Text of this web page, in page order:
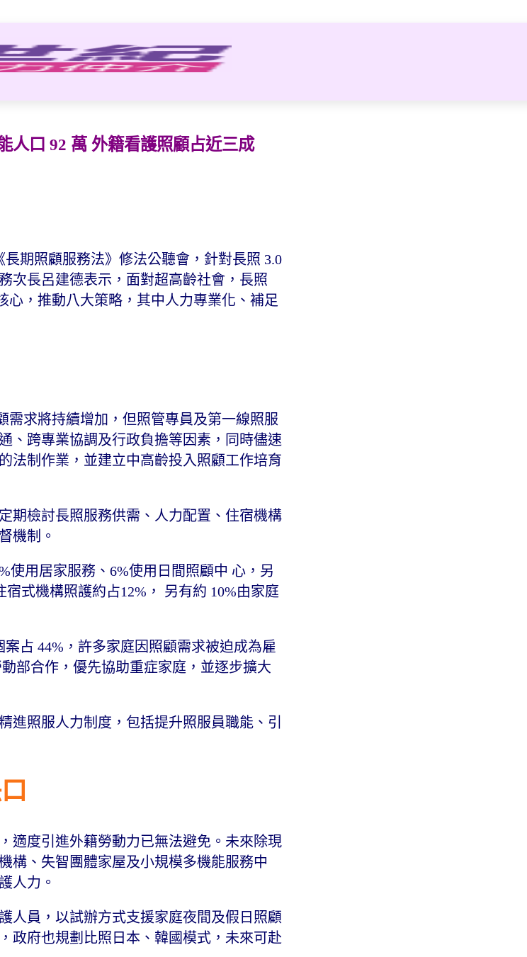
人口 92 萬 外籍看護照顧占近三成
長期照顧服務法》修法公聽會，針對長照 3.0
次長呂建德表示，面對超高齡社會，長照
心，推動八大策略，其中人力專業化、補足
需求將持續增加，但照管專員及第一線照服
、跨專業協調及行政負擔等因素，同時儘速
法制作業，並建立中高齡投入照顧工作培育
期檢討長照服務供需、人力配置、住宿機構
機制。
使用居家服務、6%使用日間照顧中 心，另
式機構照護約占12%， 另有約 10%由家庭
占 44%，許多家庭因照顧需求被迫成為雇
部合作，優先協助重症家庭，並逐步擴大
進照服人力制度，包括提升照服員職能、引
適度引進外籍勞動力已無法避免。未來除現
構、失智團體家屋及小規模多機能服務中
人力。
人員，以試辦方式支援家庭夜間及假日照顧
政府也規劃比照日本、韓國模式，未來可赴